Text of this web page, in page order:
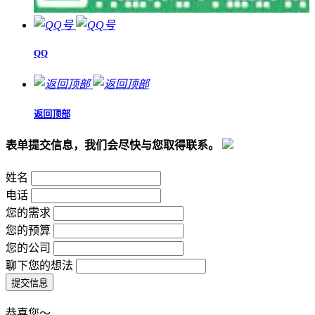
QQ
返回顶部
表单提交信息，我们会尽快与您取得联系。
姓名
电话
您的需求
您的预算
您的公司
聊下您的想法